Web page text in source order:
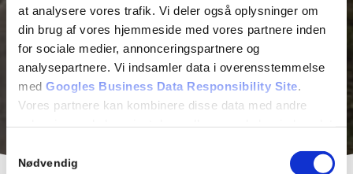
at analysere vores trafik. Vi deler også oplysninger om
din brug af vores hjemmeside med vores partnere inden
for sociale medier, annonceringspartnere og
analysepartnere. Vi indsamler data i overensstemmelse
med Googles Business Data Responsibility Site
Vores partnere kan kombinere disse data med andre
Nødvendig